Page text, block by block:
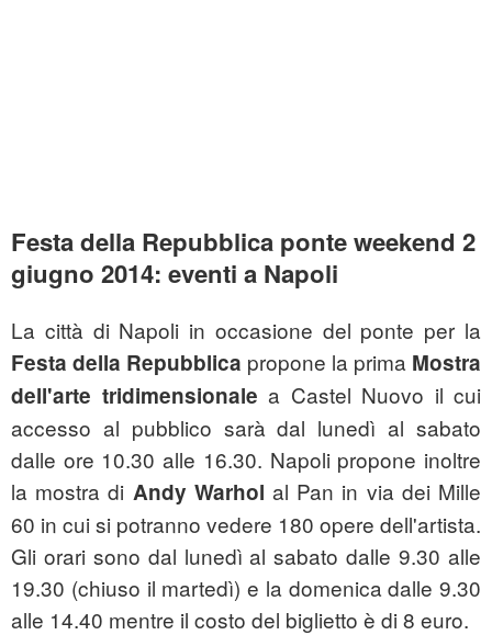
Festa della Repubblica ponte weekend 2
giugno 2014: eventi a Napoli
La città di Napoli in occasione del ponte per la
Festa della Repubblica propone la prima Mostra
dell'arte tridimensionale a Castel Nuovo il cui
accesso al pubblico sarà dal lunedì al sabato
dalle ore 10.30 alle 16.30. Napoli propone inoltre
la mostra di Andy Warhol al Pan in via dei Mille
60 in cui si potranno vedere 180 opere dell'artista.
Gli orari sono dal lunedì al sabato dalle 9.30 alle
19.30 (chiuso il martedì) e la domenica dalle 9.30
alle 14.40 mentre il costo del biglietto è di 8 euro.